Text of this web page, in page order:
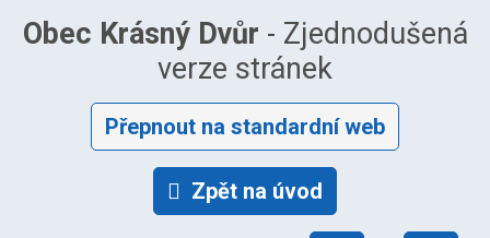
Obec Krásný Dvůr - Zjednodušená
verze stránek
Přepnout na standardní web
Zpět na úvod